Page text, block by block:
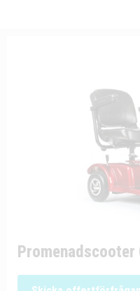
Promenadscooter